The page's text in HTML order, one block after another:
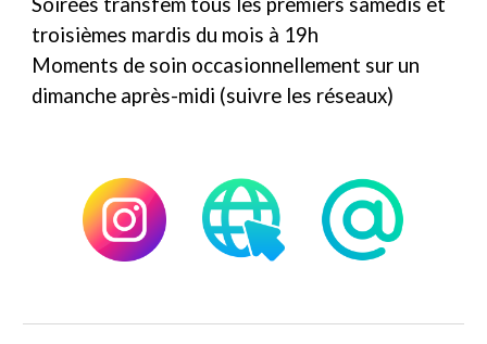
troisièmes mardis du mois à 19h
Moments de soin occasionnellement sur un
dimanche après-midi (suivre les réseaux)